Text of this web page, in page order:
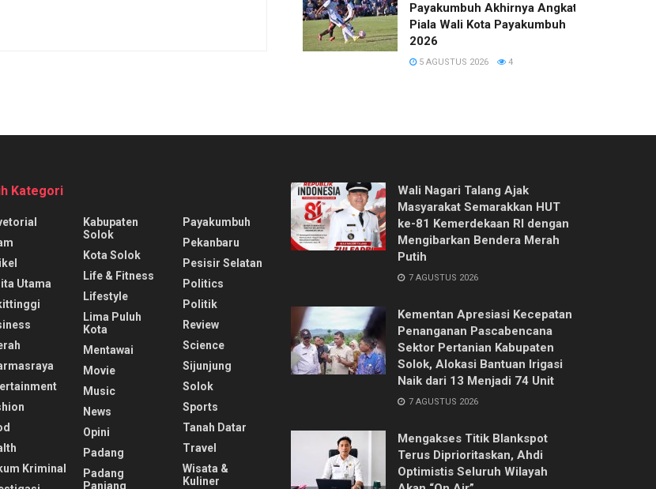
Payakumbuh Akhirnya Angkat Trofi
Piala Wali Kota Payakumbuh
2026
5 AGUSTUS 2026 4
Kategori
Utama
Kriminal
Kabupaten
Solok
Kota Solok
Life & Fitness
Lifestyle
Lima Puluh
Kota
Mentawai
Movie
Music
News
Opini
Padang
Padang
Panjang
Payakumbuh
Pekanbaru
Pesisir Selatan
Politics
Politik
Review
Science
Sijunjung
Solok
Sports
Tanah Datar
Travel
Wisata &
Kuliner
Wali Nagari Talang Ajak
Masyarakat Semarakkan HUT
ke-81 Kemerdekaan RI dengan
Mengibarkan Bendera Merah
Putih
7 AGUSTUS 2026
Kementan Apresiasi Kecepatan
Penanganan Pascabencana
Sektor Pertanian Kabupaten
Solok, Alokasi Bantuan Irigasi
Naik dari 13 Menjadi 74 Unit
7 AGUSTUS 2026
Mengakses Titik Blankspot
Terus Diprioritaskan, Ahdi
Optimistis Seluruh Wilayah